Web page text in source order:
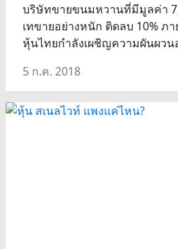
บริษัทขายขนมหวานที่มีมูลค่า
เทขายอย่างหนัก ติดลบ 10% ภ
หุ้นไทยกำลังเผชิญความผันผวน
5 ก.ค. 2018